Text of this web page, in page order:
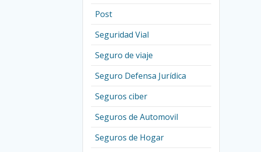
Post
Seguridad Vial
Seguro de viaje
Seguro Defensa Jurídica
Seguros ciber
Seguros de Automovil
Seguros de Hogar